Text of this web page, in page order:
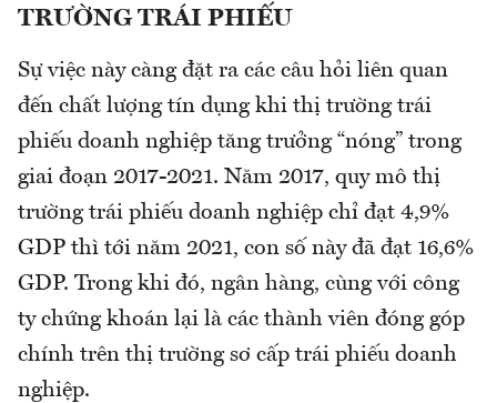
TRƯỜNG TRÁI PHIẾU
Sự việc này càng đặt ra các câu hỏi liên quan
đến chất lượng tín dụng khi thị trường trái
phiếu doanh nghiệp tăng trưởng “nóng” trong
giai đoạn 2017-2021. Năm 2017, quy mô thị
trường trái phiếu doanh nghiệp chỉ đạt 4,9%
GDP thì tới năm 2021, con số này đã đạt 16,6%
GDP. Trong khi đó, ngân hàng, cùng với công
ty chứng khoán lại là các thành viên đóng góp
chính trên thị trường sơ cấp trái phiếu doanh
nghiệp.